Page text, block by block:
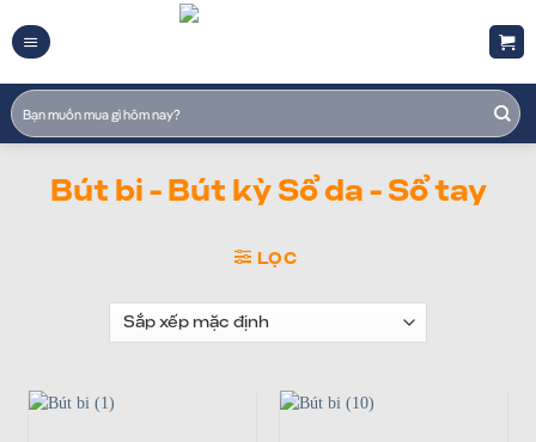
to
content
Tìm
kiếm:
Bút bi - Bút kỳ Sổ da - Sổ tay
LỌC